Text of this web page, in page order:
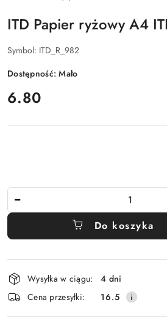
ITD Papier ryżowy A4
Symbol: ITD_R_982
Dostępność:Mało
cena:
6.80
Do koszyka
Dostępność
i
dostawa
Wysyłka w ciągu:
4 dni
Cena przesyłki:
16.5